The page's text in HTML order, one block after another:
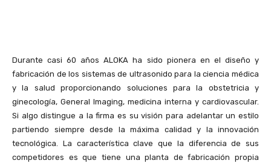
Durante casi 60 años ALOKA ha sido pionera en el diseño y
fabricación de los sistemas de ultrasonido para la ciencia médica
y la salud proporcionando soluciones para la obstetricia y
ginecología, General Imaging, medicina interna y cardiovascular.
Si algo distingue a la firma es su visión para adelantar un estilo
partiendo siempre desde la máxima calidad y la innovación
tecnológica. La característica clave que la diferencia de sus
competidores es que tiene una planta de fabricación propia